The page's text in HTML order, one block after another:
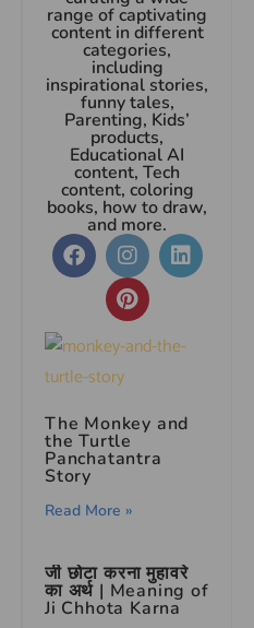
range of captivating
content in different
categories,
including
inspirational stories,
funny tales,
Parenting, Kids’
products,
Educational AI
content, Tech
content, coloring
books, how to draw,
and more.
The Monkey and
the Turtle
Panchatantra
Story
Read More »
जी छोटा करना मुहावरे
का अर्थ | Meaning of
Ji Chhota Karna